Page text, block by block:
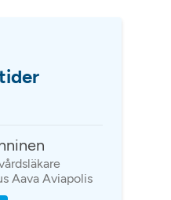
Aava Aviapolis